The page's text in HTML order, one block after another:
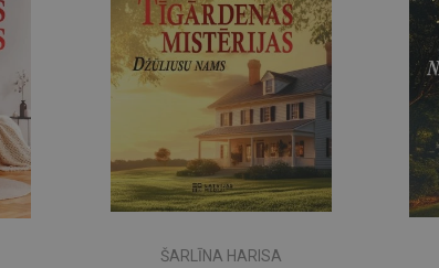
ŠARLĪNA HARISA